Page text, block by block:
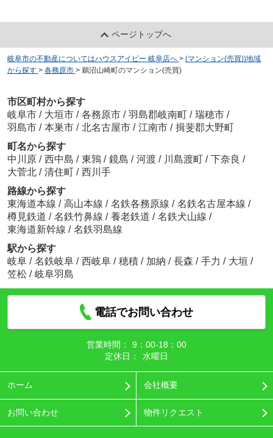
ページトップへ
岐阜市の不動産についてはハウスアイビー 岐阜店へ > (マンション(売買))地域
から探す > 各務原市 > 鵜沼山崎町のマンション(売買)
市区町村から探す
岐阜市 / 大垣市 / 各務原市 / 羽島郡岐南町 / 瑞穂市 /
羽島市 / 本巣市 / 北名古屋市 / 江南市 / 揖斐郡大野町
町名から探す
中川原 / 西中島 / 東鶉 / 鏡島 / 河渡 / 川島渡町 / 下奈良 /
大菅北 / 清住町 / 西川手
路線から探す
東海道本線 / 高山本線 / 名鉄各務原線 / 名鉄名古屋本線 /
樽見鉄道 / 名鉄竹鼻線 / 養老鉄道 / 名鉄犬山線 /
東海道新幹線 / 名鉄羽島線
駅から探す
岐阜 / 名鉄岐阜 / 西岐阜 / 穂積 / 加納 / 長森 / 手力 / 大垣 /
笠松 / 岐阜羽島
電話でお問い合わせ
営業時間：
9：00‐18：00
定休日：
水曜日
ホーム 会社概要
お問い合わせ 物件リクエスト